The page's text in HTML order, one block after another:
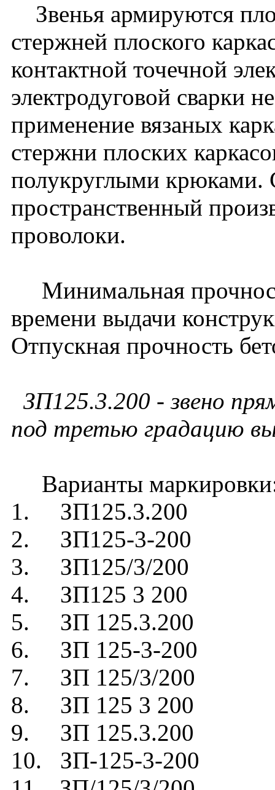
Звенья армируются
стержней плоского
контактной точечной
электродуговой сварки
применение вязаных
стержни плоских
полукруглыми крюками.
пространственный
проволоки.
Минимальная
времени выдачи
Отпускная прочность
ЗП125.3.200 - звено
под третью градацию
Варианты
1. ЗП125.3.200
2. ЗП125-3-200
3. ЗП125/3/200
4. ЗП125 3 200
5. ЗП 125.3.200
6. ЗП 125-3-200
7. ЗП 125/3/200
8. ЗП 125 3 200
9. ЗП 125.3.200
10. ЗП-125-3-200